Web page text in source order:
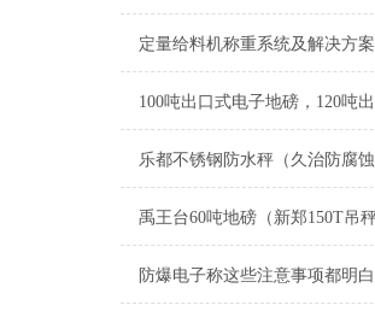
定量给料机称重系统及解决方案